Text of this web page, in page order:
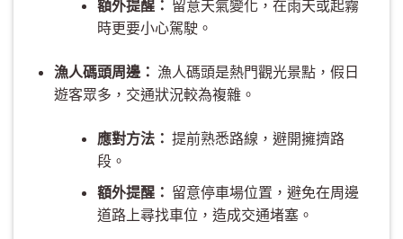
額外提醒： 留意天氣變化，在雨天或起霧
時更要小心駕駛。
漁人碼頭周邊： 漁人碼頭是熱門觀光景點，假日
遊客眾多，交通狀況較為複雜。
應對方法： 提前熟悉路線，避開擁擠路
段。
額外提醒： 留意停車場位置，避免在周邊
道路上尋找車位，造成交通堵塞。